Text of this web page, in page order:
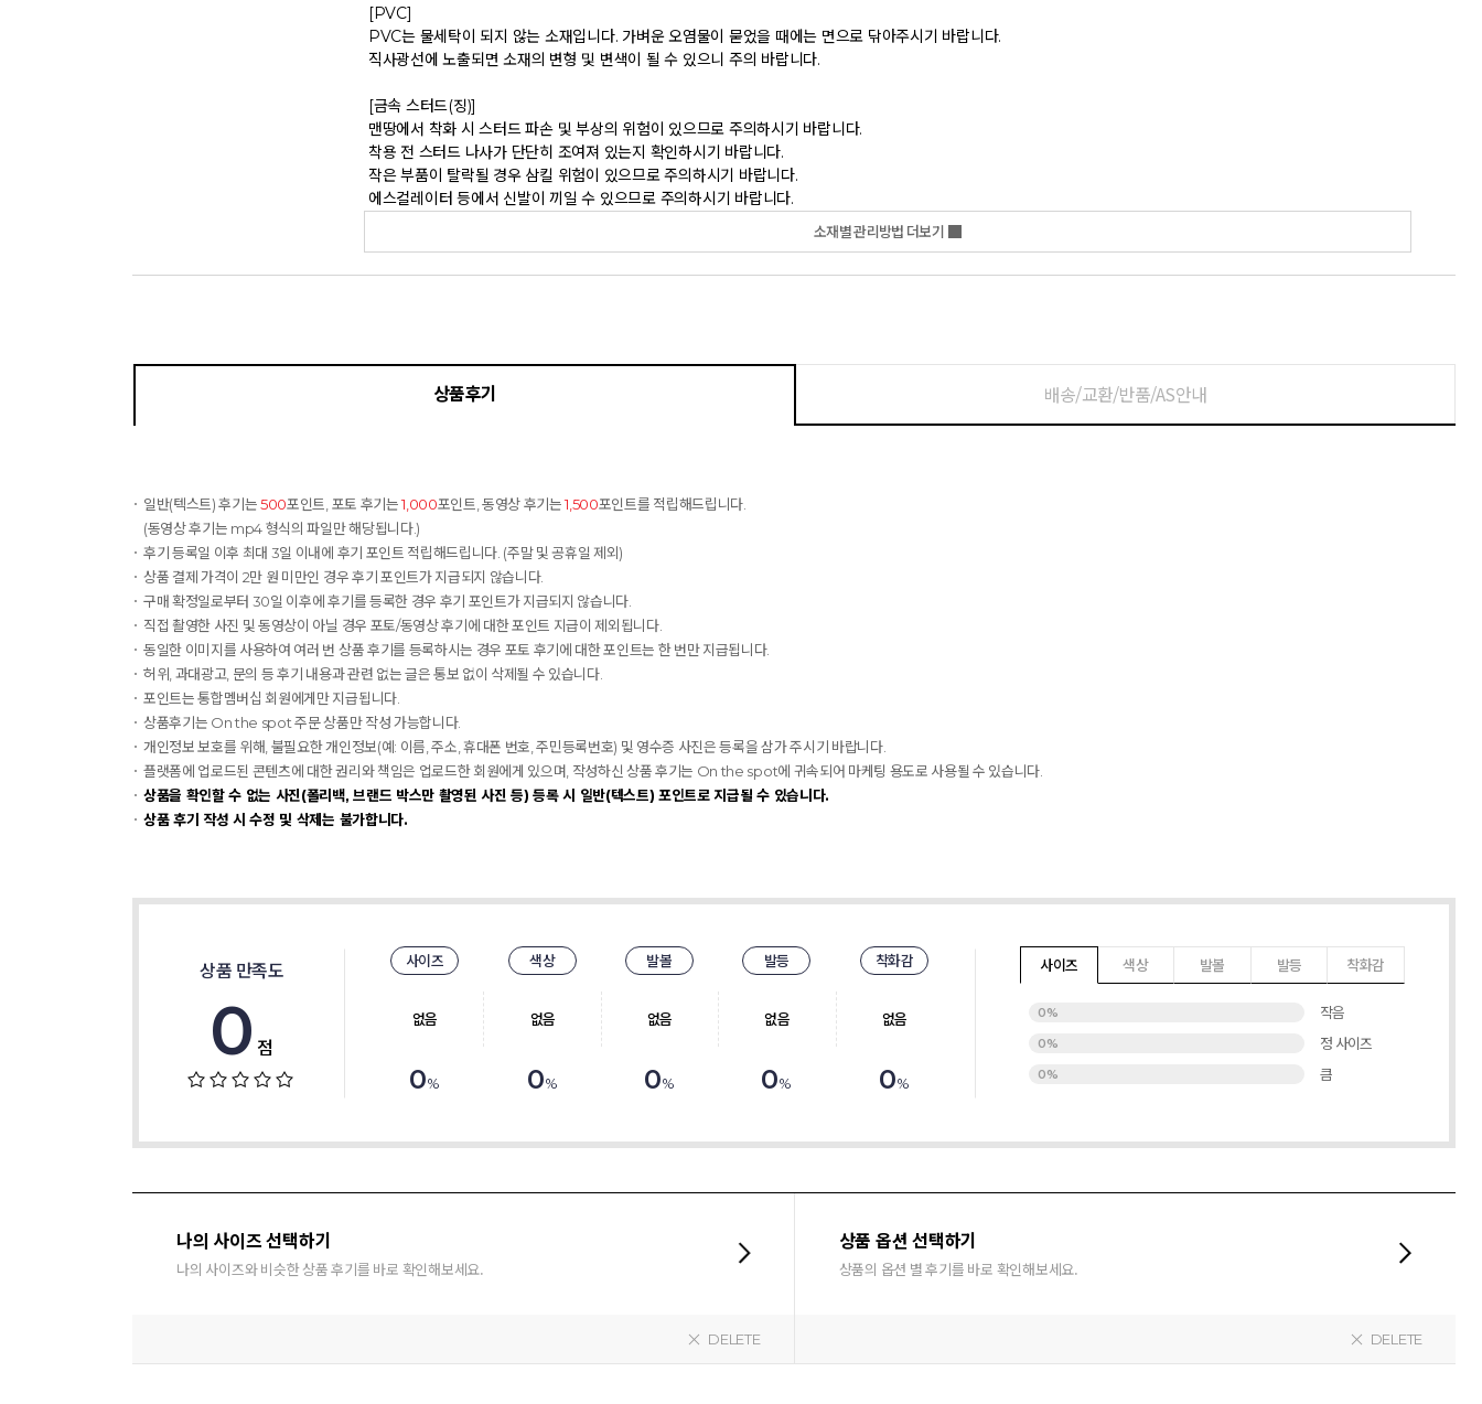
에스컬레이터 등에서 신발이 끼일 수 있으므로 주의하시기 바랍니다.
소재별 관리방법 더보기
상품후기 배송/교환/반품/AS안내
일반(텍스트) 후기는500포인트, 포토 후기는1,000포인트, 동영상 후기는1,500포인트를 적립해드립니다.
(동영상 후기는 mp4 형식의 파일만 해당됩니다.)
후기 등록일 이후 최대 3일 이내에 후기 포인트 적립해드립니다. (주말 및 공휴일 제외)
상품 결제 가격이 2만 원 미만인 경우 후기 포인트가 지급되지 않습니다.
구매 확정일로부터 30일 이후에 후기를 등록한 경우 후기 포인트가 지급되지 않습니다.
직접 촬영한 사진 및 동영상이 아닐 경우 포토/동영상 후기에 대한 포인트 지급이 제외됩니다.
동일한 이미지를 사용하여 여러 번 상품 후기를 등록하시는 경우 포토 후기에 대한 포인트는 한 번만 지급됩니다.
허위, 과대광고, 문의 등 후기 내용과 관련 없는 글은 통보 없이 삭제될 수 있습니다.
포인트는 통합멤버십 회원에게만 지급됩니다.
상품후기는 On the spot 주문 상품만 작성 가능합니다.
개인정보 보호를 위해, 불필요한 개인정보(예: 이름, 주소, 휴대폰 번호, 주민등록번호) 및 영수증 사진은 등록을 삼가 주시기 바랍니다.
플랫폼에 업로드된 콘텐츠에 대한 권리와 책임은 업로드한 회원에게 있으며, 작성하신 상품 후기는 On the spot에 귀속되어 마케팅 용도로 사용될 수 있습니다.
상품을 확인할 수 없는 사진(폴리백, 브랜드 박스만 촬영된 사진 등) 등록 시 일반(텍스트) 포인트로 지급될 수 있습니다.
상품 후기 작성 시 수정 및 삭제는 불가합니다.
상품 만족도
0 점
사이즈
없음
0%
색상
없음
0%
발볼
없음
0%
발등
없음
0%
착화감
없음
0%
사이즈 색상 발볼 발등 착화감
0% 작음
0% 정 사이즈
0% 큼
나의 사이즈 선택하기
나의 사이즈와 비슷한 상품 후기를 바로 확인해보세요.
DELETE
상품 옵션 선택하기
상품의 옵션 별 후기를 바로 확인해보세요.
DELETE